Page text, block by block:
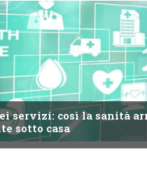
servizi: così la sanità
sotto casa